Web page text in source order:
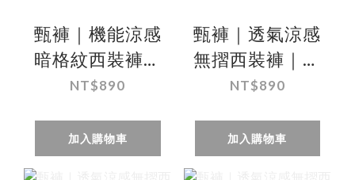
甄褲｜機能涼感
暗格紋西裝褲｜
無摺設計・中高
吋）免費改長
NT$890
加入購物車
甄褲｜透氣涼感
無摺西裝褲｜中
高腰直筒・無摺
列（30~42 吋）
免費改長
NT$890
加入購物車